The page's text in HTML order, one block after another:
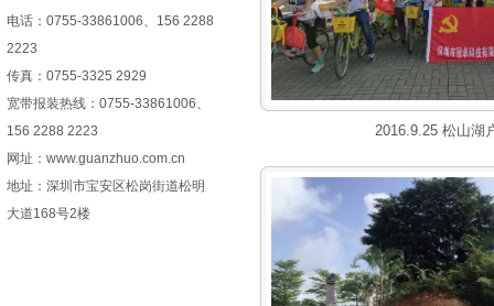
电话：0755-33861006、156 2288
2223
传真：0755-3325 2929
宽带报装热线：0755-33861006、
156 2288 2223
网址： www.guanzhuo.com.cn
地址：深圳市宝安区松岗街道松明
大道168号2楼
2016.9.25 松山湖